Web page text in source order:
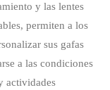
y las lentes
permiten a los
sus gafas
a las condiciones
actividades